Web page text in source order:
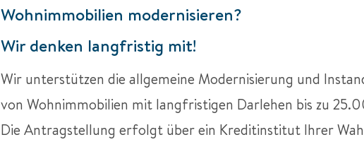
Wohnimmobilien modernisieren?
Wir denken langfristig mit!
Wir unterstützen die allgemeine Modernisierung und
von Wohnimmobilien mit langfristigen Darlehen bis zu
Die Antragstellung erfolgt über ein Kreditinstitut Ihrer